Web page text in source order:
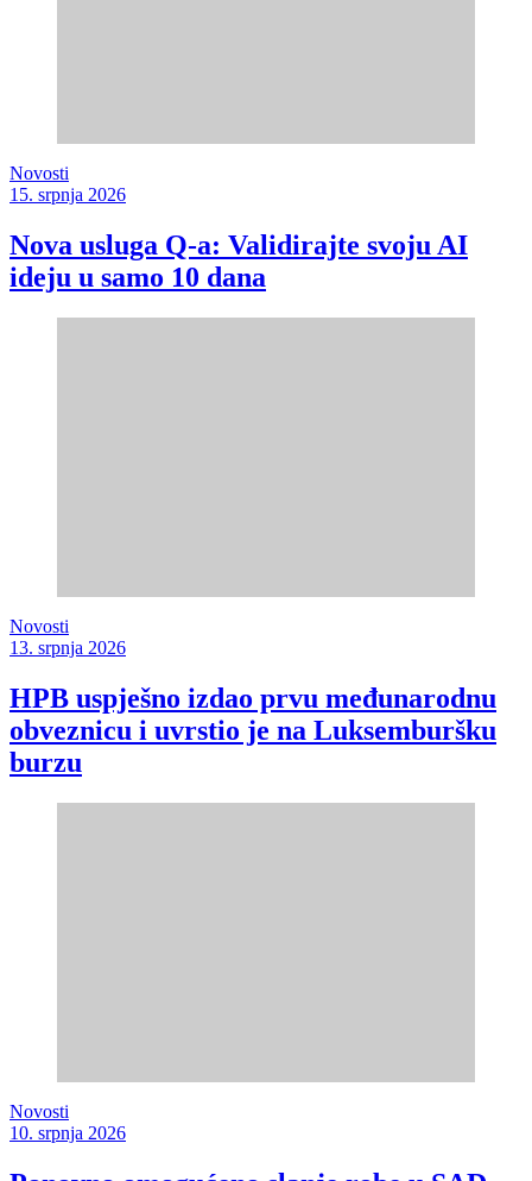
Novosti
15. srpnja 2026
Nova usluga Q-a: Validirajte svoju AI
ideju u samo 10 dana
Novosti
13. srpnja 2026
HPB uspješno izdao prvu međunarodnu
obveznicu i uvrstio je na Luksemburšku
burzu
Novosti
10. srpnja 2026